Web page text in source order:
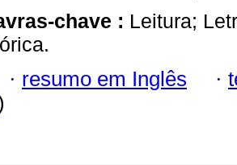
chave : Leitura;
· resumo em Inglês ·